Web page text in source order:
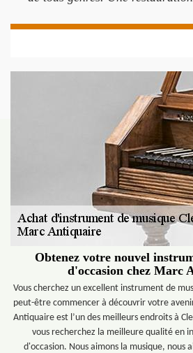
Obtenez votre nouvel
d'occasion chez Marc
Vous cherchez un excellent instrument de
peut-être commencer à découvrir votre
Antiquaire est l’un des meilleurs endroits à
vous recherchez la meilleure qualité en
d'occasion. Nous aimons la musique, nous